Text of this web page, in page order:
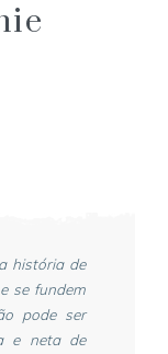
história de
se fundem
pode ser
e neta de